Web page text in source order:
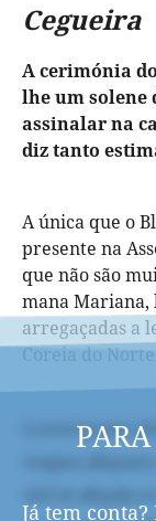
Cegueira
A cerimónia
lhe um solene
assinalar na
diz tanto
A única que o
presente na
que não são
mana Mariana,
arregaçadas a
Coreia do
Já tem conta?